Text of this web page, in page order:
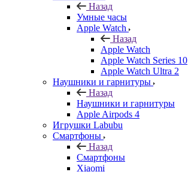
Назад
Умные часы
Apple Watch
Назад
Apple Watch
Apple Watch Series 10
Apple Watch Ultra 2
Наушники и гарнитуры
Назад
Наушники и гарнитуры
Apple Airpods 4
Игрушки Labubu
Смартфоны
Назад
Смартфоны
Xiaomi